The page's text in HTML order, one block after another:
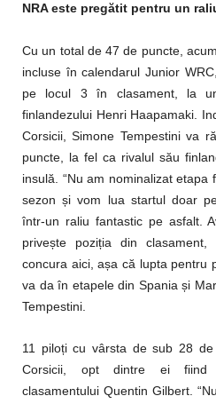
NRA este pregătit pentru un
Cu un total de 47 de puncte,
incluse în calendarul Junior
pe locul 3 în clasament, la
finlandezului Henri Haapamaki.
Corsicii, Simone Tempestini va
puncte, la fel ca rivalul său
insulă. “Nu am nominalizat
sezon și vom lua startul doar
într-un raliu fantastic pe asfalt.
privește poziția din
concura aici, așa că lupta pentru
va da în etapele din Spania și
Tempestini.
11 piloți cu vârsta de sub 28
Corsicii, opt dintre ei fiind
clasamentului Quentin Gilbert.